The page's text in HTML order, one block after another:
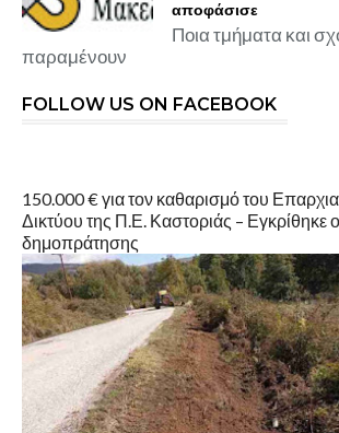
αποφάσισε
Ποια τμήματα και
παραμένουν
FOLLOW US ON FACEBOOK
150.000 € για τον καθαρισμό του
Δικτύου της Π.Ε. Καστοριάς – Εγκρίθηκε
δημοπράτησης